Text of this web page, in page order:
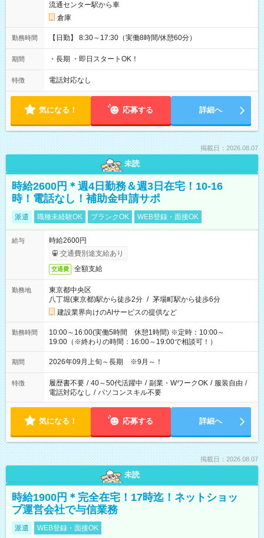
流通センター駅から車
倉庫
勤務時間 【日勤】 8:30～17:30（実働8時間/休憩60分）
期間 ・長期 ・即日スタートOK！
特徴 電話対応なし
気になる！ 応募する 詳細へ
掲載日：2026.08.07
未読
時給2600円＊週4日勤務＆週3日在宅！10-16
時！電話なし！補助金申請サポ
派遣 職種未経験OK ブランクOK WEB登録・面接OK
給与
時給2600円
交通費別途支給あり
交通費 全額支給
勤務地
東京都中央区
八丁堀(東京都)駅から徒歩2分 / 茅場町駅から徒歩6分
建設業界向けのAIサービスの提供など
勤務時間
10:00～16:00(実働5時間 休憩1時間) ※定時：10:00～
19:00（※終わりの時間：16:00～19:00で相談可！）
期間 2026年09月上旬～長期 ※9月～！
特徴 履歴書不要 / 40～50代活躍中 / 副業・WワークOK / 服装自由 /
電話対応なし / パソコンスキル不要
気になる！ 応募する 詳細へ
掲載日：2026.08.07
未読
時給1900円＊完全在宅！17時迄！ネットショッ
プ運営会社で与信業務
派遣 WEB登録・面接OK